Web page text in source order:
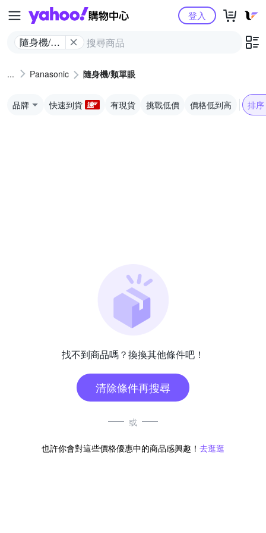
Yahoo購物中心
隨身機/類
登入
Panasonic 隨身機/類單眼
品牌 快速到貨 有現貨 挑戰低價 價格低到高 排序
找不到商品嗎？換換其他條件吧！
清除條件再搜尋
或
也許你會對這些價格優惠中的商品感興趣！ 去逛逛